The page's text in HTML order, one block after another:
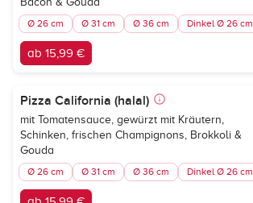
Ø 26 cm Ø 31 cm Ø 36 cm Dinkel Ø 26 cm
ab 15,99 €
Pizza California (halal)
mit Tomatensauce, gewürzt mit Kräutern,
Schinken, frischen Champignons, Brokkoli &
Gouda
Ø 26 cm Ø 31 cm Ø 36 cm Dinkel Ø 26 cm